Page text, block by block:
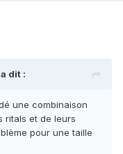
a dit :
une combinaison
ritals et de leurs
pour une taille